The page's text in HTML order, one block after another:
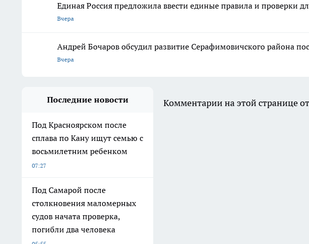
Единая Россия предложила ввести единые правила и проверки
Вчера
Андрей Бочаров обсудил развитие Серафимовичского района
Вчера
Последние новости
Под Красноярском после
сплава по Кану ищут семью с
восьмилетним ребенком
07:27
Под Самарой после
столкновения маломерных
судов начата проверка,
погибли два человека
Комментарии на этой странице